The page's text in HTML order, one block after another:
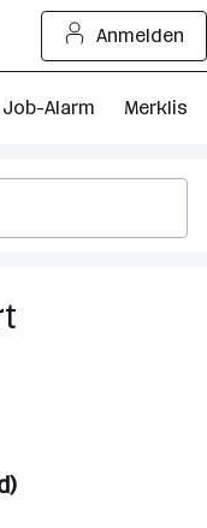
Anmelden
Job-Alarm Merkliste